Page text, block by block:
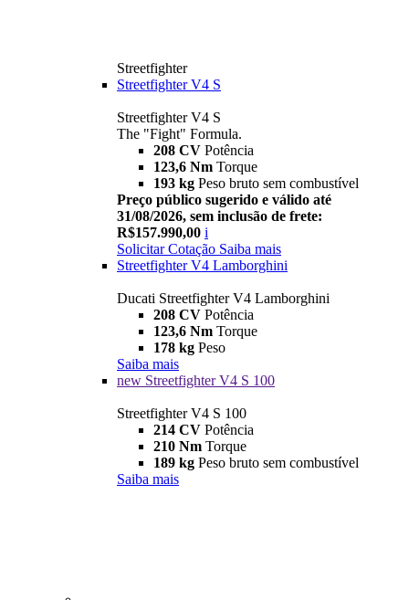
Streetfighter
Streetfighter V4 S
Streetfighter V4 S
The "Fight" Formula.
208 CV Potência
123,6 Nm Torque
193 kg Peso bruto sem combustível
Preço público sugerido e válido até
31/08/2026, sem inclusão de frete:
R$157.990,00 i
Solicitar Cotação Saiba mais
Streetfighter V4 Lamborghini
Ducati Streetfighter V4 Lamborghini
208 CV Potência
123,6 Nm Torque
178 kg Peso
Saiba mais
new Streetfighter V4 S 100
Streetfighter V4 S 100
214 CV Potência
210 Nm Torque
189 kg Peso bruto sem combustível
Saiba mais